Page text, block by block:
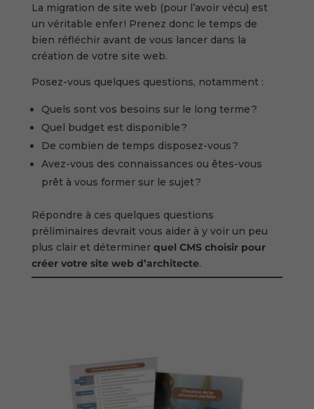
La migration de site web (pour l’avoir vécu) est
un véritable enfer ! Prenez donc le temps de
bien réfléchir avant de vous lancer dans la
création de votre site web.
Posez-vous quelques questions, notamment :
Quels sont vos besoins sur le long terme ?
Quel budget est disponible ?
De combien de temps disposez-vous ?
Avez-vous des connaissances ou êtes-vous
prêt à vous former sur le sujet ?
Répondre à ces quelques questions
préliminaires devrait vous aider à y voir un peu
plus clair et déterminer quel CMS choisir pour
créer votre site web d’architecte.